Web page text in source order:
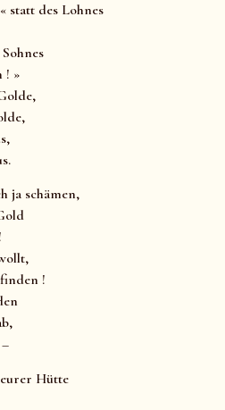
statt des Lohnes
! »
ja schämen,
!
Hütte